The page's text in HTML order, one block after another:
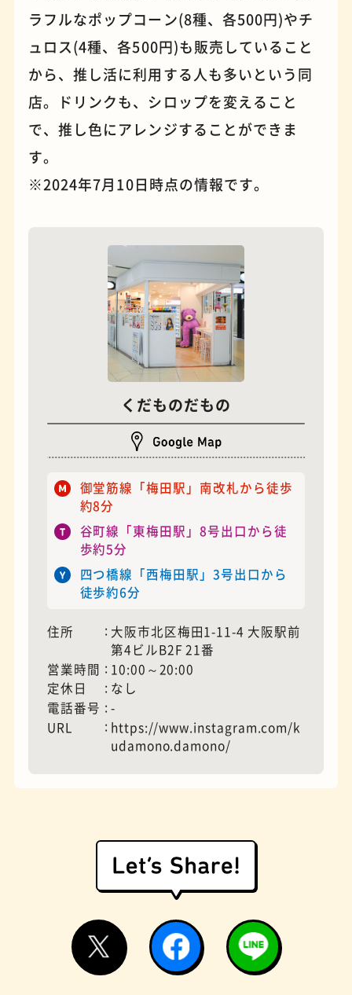
フィギュアショップ
欧風カレー ホテル
ラフルなポップコーン(8種、各500円)やチ
ュロス(4種、各500円)も販売していること
から、推し活に利用する人も多いという同
店。ドリンクも、シロップを変えること
で、推し色にアレンジすることができま
す。
※2024年7月10日時点の情報です。
くだものだもの
御堂筋線「梅田駅」南改札から徒歩
約8分
谷町線「東梅田駅」8号出口から徒
歩約5分
四つ橋線「西梅田駅」3号出口から
徒歩約6分
住所
大阪市北区梅田1-11-4 大阪駅前
第4ビルB2F 21番
営業時間
10:00～20:00
定休日
なし
電話番号
-
URL
https://www.instagram.com/k
udamono.damono/